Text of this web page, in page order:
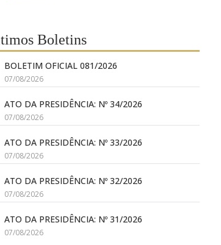
Boletins
BOLETIM OFICIAL 081/2026
07/08/2026
ATO DA PRESIDÊNCIA: Nº 34/2026
07/08/2026
ATO DA PRESIDÊNCIA: Nº 33/2026
07/08/2026
ATO DA PRESIDÊNCIA: Nº 32/2026
07/08/2026
ATO DA PRESIDÊNCIA: Nº 31/2026
07/08/2026